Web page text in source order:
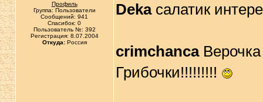
Профиль
Группа: Пользователи
Сообщений: 941
Спасибок: 0
Пользователь №: 392
Регистрация: 8.07.2004
Откуда:Россия
Dekaсалатик
crimchancaВерочка
Грибочки!!!!!!!!!